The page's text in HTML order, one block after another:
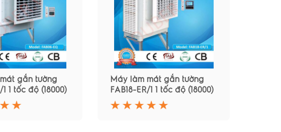
gắn tường
1 1 tốc độ (18000)
Máy làm mát gắn tường
FAB18-ER/1 1 tốc độ (18000)